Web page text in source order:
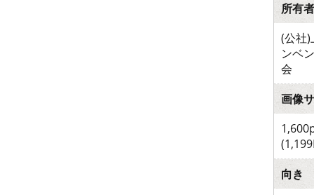
所有者
(公社)
ンベ
会
画像
向き